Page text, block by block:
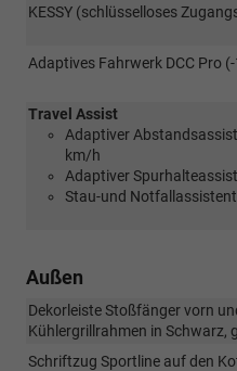
KESSY (schlüsselloses
Adaptives Fahrwerk DCC Pro
Travel Assist
Adaptiver
km/h
Adaptiver
Stau-und Notfallassistent
Außen
Dekorleiste Stoßfänger vorn
Kühlergrillrahmen in Schwarz,
Schriftzug Sportline auf den